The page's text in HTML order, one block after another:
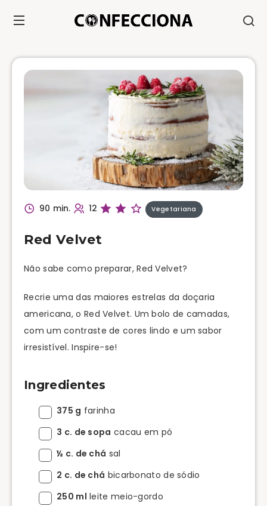
90 min. 12 Vegetariana
Red Velvet
Não sabe como preparar, Red Velvet?
Recrie uma das maiores estrelas da doçaria
americana, o Red Velvet. Um bolo de camadas,
com um contraste de cores lindo e um sabor
irresistível. Inspire-se!
Ingredientes
375 g farinha
3 c. de sopa cacau em pó
½ c. de chá sal
2 c. de chá bicarbonato de sódio
250 ml leite meio-gordo